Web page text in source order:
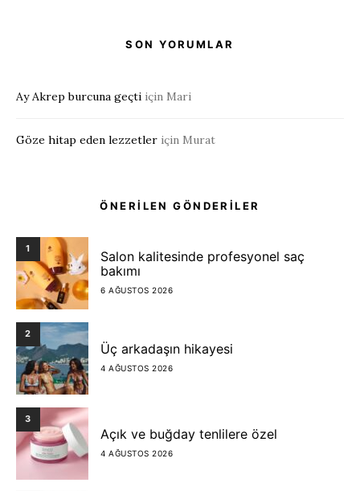
SON YORUMLAR
Ay Akrep burcuna geçti için Mari
Göze hitap eden lezzetler için Murat
ÖNERİLEN GÖNDERİLER
1
Salon kalitesinde profesyonel saç
bakımı
6 AĞUSTOS 2026
2
Üç arkadaşın hikayesi
4 AĞUSTOS 2026
3
Açık ve buğday tenlilere özel
4 AĞUSTOS 2026